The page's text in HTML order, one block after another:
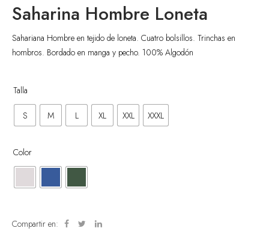
Saharina Hombre Loneta
Sahariana Hombre en tejido de loneta. Cuatro bolsillos. Trinchas en
hombros. Bordado en manga y pecho. 100% Algodón
Talla
S M L XL XXL XXXL
Color
Compartir en: